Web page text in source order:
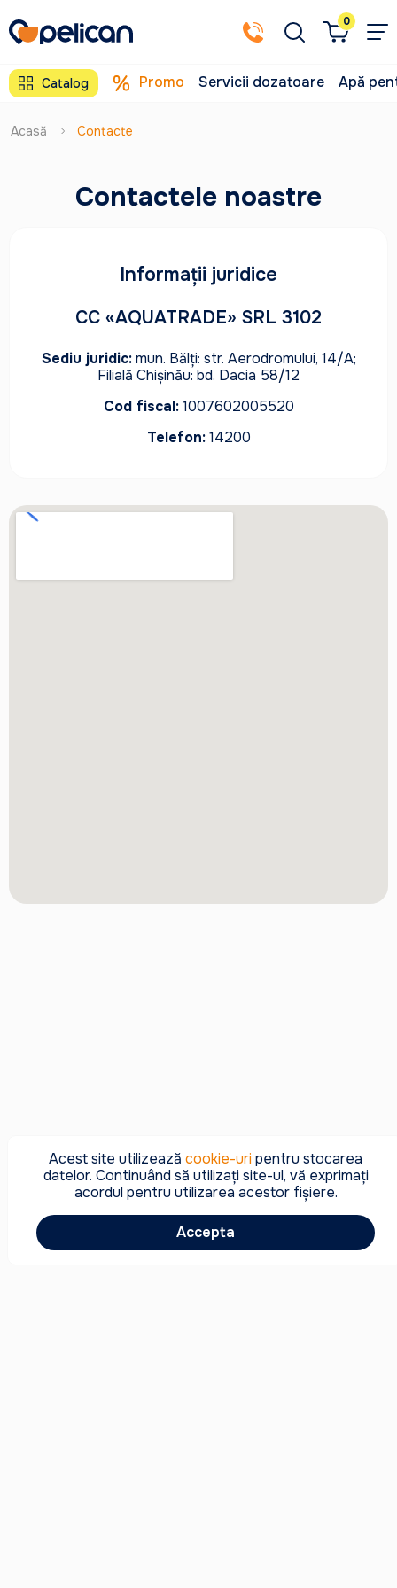
0
Catalog Promo Servicii dozatoare Apă
Acasă Contacte
Сontactele noastre
Informații juridice
CC «AQUATRADE» SRL 3102
Sediu juridic:mun. Bălți: str. Aerodromului, 14/A;
Filială Chișinău: bd. Dacia 58/12
Cod fiscal:1007602005520
Telefon:14200
Acest site utilizează cookie-uripentru stocarea
datelor. Continuând să utilizați site-ul, vă exprimați
acordul pentru utilizarea acestor fișiere.
Accepta